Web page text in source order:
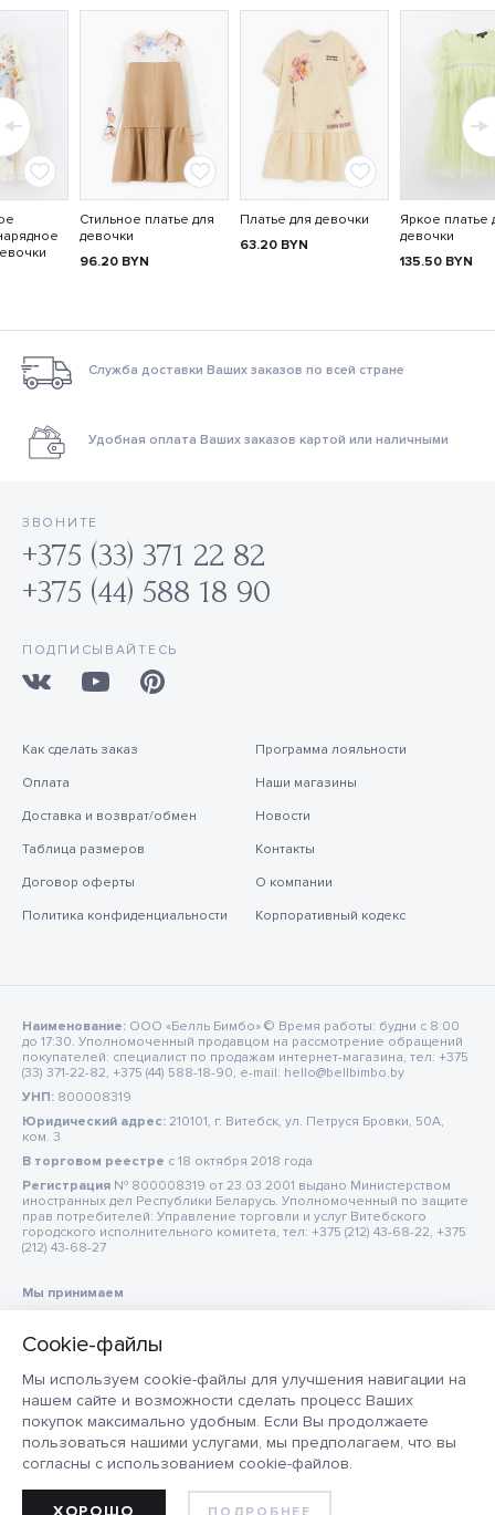
Мы используем cookie-файлы для улучшения навигации на
нашем сайте и возможности сделать процесс Ваших
покупок максимально удобным. Если Вы продолжаете
пользоваться нашими услугами, мы предполагаем, что вы
согласны с использованием cookie-файлов.
ХОРОШО
Стильное платье для
девочки
96.20 BYN
Платье для девочки
63.20 BYN
Яркое платье
девочки
135.50 BYN
Служба доставки Ваших заказов по всей стране
Удобная оплата Ваших заказов картой или наличными
ЗВОНИТЕ
+375 (33) 371 22 82
+375 (44) 588 18 90
ПОДПИСЫВАЙТЕСЬ
Как сделать заказ
Оплата
Доставка и возврат/обмен
Таблица размеров
Договор оферты
Политика конфиденциальности
Программа лояльности
Наши магазины
Новости
Контакты
О компании
Корпоративный кодекс
Наименование: ООО «Белль Бимбо» © Время работы: будни с 8:00
до 17:30. Уполномоченный продавцом на рассмотрение обращений
покупателей: специалист по продажам интернет-магазина, тел: +375
(33) 371-22-82, +375 (44) 588-18-90, e-mail: hello@bellbimbo.by
УНП: 800008319
Юридический адрес: 210101, г. Витебск, ул. Петруся Бровки, 50А,
ком. 3
В торговом реестре c 18 октября 2018 года
Регистрация № 800008319 от 23.03.2001 выдано Министерством
иностранных дел Республики Беларусь. Уполномоченный по защите
прав потребителей: Управление торговли и услуг Витебского
городского исполнительного комитета, тел: +375 (212) 43-68-22, +375
(212) 43-68-27
Мы принимаем